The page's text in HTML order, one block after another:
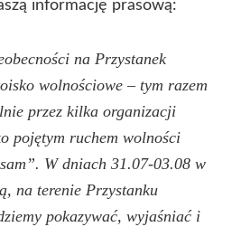
informację prasową:
na Przystanek
wolnościowe – tym razem
przez kilka organizacji
pojętym ruchem wolności
W dniach 31.07-03.08 w
na terenie Przystanku
pokazywać, wyjaśniać i